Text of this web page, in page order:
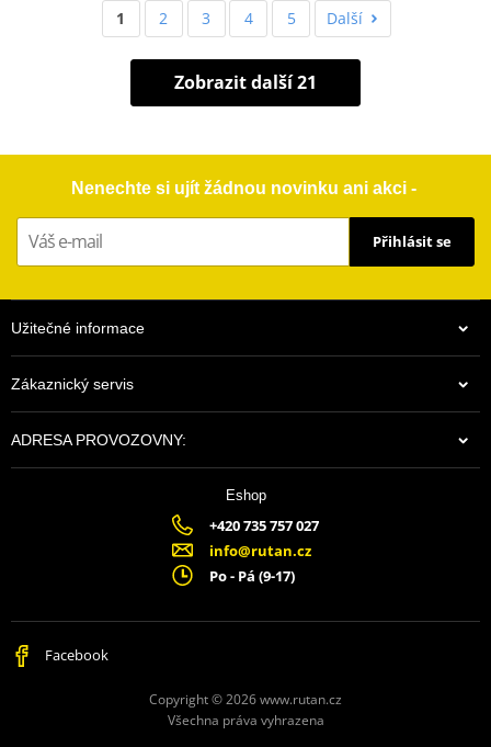
1 2 3 4 5 Další
Zobrazit další 21
Nenechte si ujít žádnou novinku ani akci -
Přihlásit se
Užitečné informace
Zákaznický servis
ADRESA PROVOZOVNY:
Eshop
+420 735 757 027
info@rutan.cz
Po - Pá (9-17)
Facebook
Copyright © 2026 www.rutan.cz
Všechna práva vyhrazena